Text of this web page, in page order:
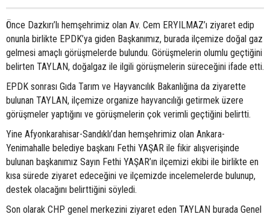
Önce Dazkırı’lı hemşehrimiz olan Av. Cem ERYILMAZ’ı ziyaret edip
onunla birlikte EPDK’ya giden Başkanımız, burada ilçemize doğal gaz
gelmesi amaçlı görüşmelerde bulundu. Görüşmelerin olumlu geçtiğini
belirten TAYLAN, doğalgaz ile ilgili görüşmelerin süreceğini ifade etti.
EPDK sonrası Gıda Tarım ve Hayvancılık Bakanlığına da ziyarette
bulunan TAYLAN, ilçemize organize hayvancılığı getirmek üzere
görüşmeler yaptığını ve görüşmelerin çok verimli geçtiğini belirtti.
Yine Afyonkarahisar-Sandıklı’dan hemşehrimiz olan Ankara-
Yenimahalle belediye başkanı Fethi YAŞAR ile fikir alışverişinde
bulunan başkanımız Sayın Fethi YAŞAR’ın ilçemizi ekibi ile birlikte en
kısa sürede ziyaret edeceğini ve ilçemizde incelemelerde bulunup,
destek olacağını belirttiğini söyledi.
Son olarak CHP genel merkezini ziyaret eden TAYLAN burada Genel